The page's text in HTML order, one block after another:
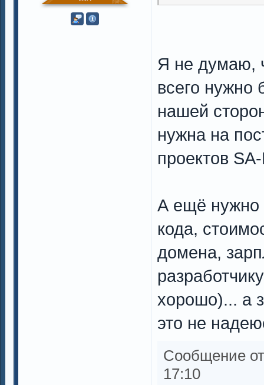
Я не думаю,
всего нужно
нашей
нужна на
проектов
А ещё нужно
кода,
домена,
хорошо)... а
это не
Сообщение
17:10